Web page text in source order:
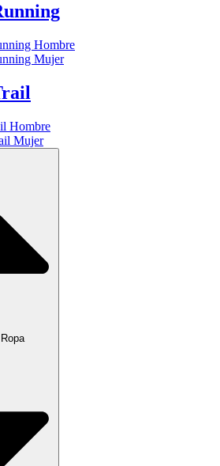
Hombre
Mujer
Hombre
Mujer